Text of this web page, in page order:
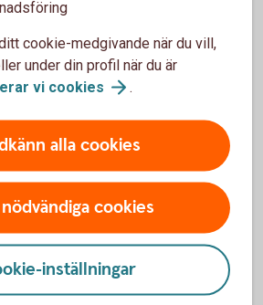
aktiebrev saknas?
kan bolaget ansöka hos
att ett nytt kan utfärdas. Processen
en kostnad, vilket gör det extra viktigt
aktiebrev i bolaget.
underlättar
aktiebok gör det enklare att
cookie-medgivande när du vill,
under din profil när du är
vi cookies .
alla cookies
cookies
inställningar